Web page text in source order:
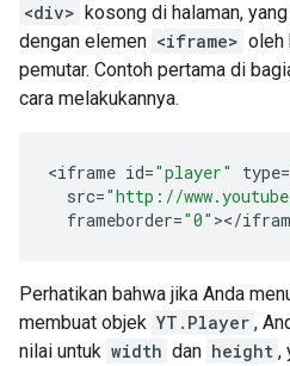
<div> kosong di halaman,
dengan elemen <iframe> oleh
pemutar. Contoh pertama di
cara melakukannya.
<iframe id="player" type=
src="http://
frameborder="0" ></
Perhatikan bahwa jika Anda
membuat objek YT.Player ,
nilai untuk width dan height ,